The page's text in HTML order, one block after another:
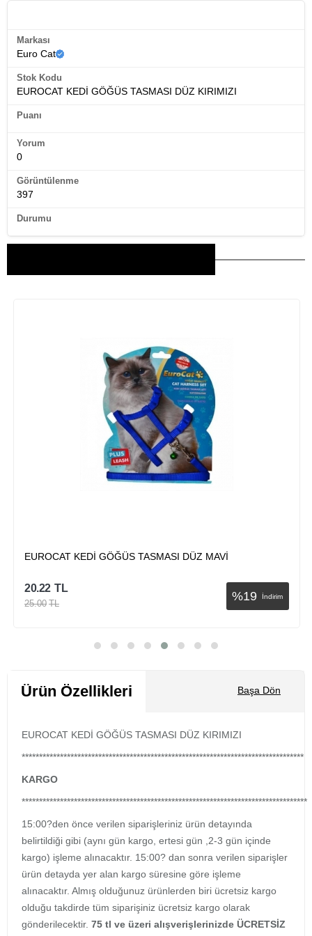
Markası
Euro Cat
Stok Kodu
EUROCAT KEDİ GÖĞÜS TASMASI DÜZ KIRIMIZI
Puanı
Yorum
0
Görüntülenme
397
Durumu
EUROCAT KEDİ GÖĞÜS TASMASI DÜZ MAVİ
%19 İndirim
20.22 TL
25.00 TL
Ürün Özellikleri Başa Dön
EUROCAT KEDİ GÖĞÜS TASMASI DÜZ KIRIMIZI
*********************************************************************************
KARGO
**********************************************************************************
15:00?den önce verilen siparişleriniz ürün detayında
belirtildiği gibi (aynı gün kargo, ertesi gün ,2-3 gün içinde
kargo) işleme alınacaktır. 15:00? dan sonra verilen siparişler
ürün detayda yer alan kargo süresine göre işleme
alınacaktır. Almış olduğunuz ürünlerden biri ücretsiz kargo
olduğu takdirde tüm siparişiniz ücretsiz kargo olarak
gönderilecektir. 75 tl ve üzeri alışverişlerinizde ÜCRETSİZ